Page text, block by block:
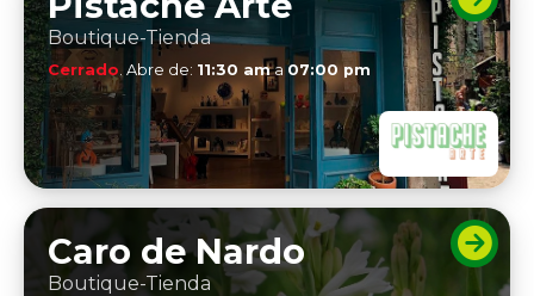
Boutique-Tienda
Cerrado. Abre de: 11:30 ama07:00 pm
Caro de Nardo
Boutique-Tienda